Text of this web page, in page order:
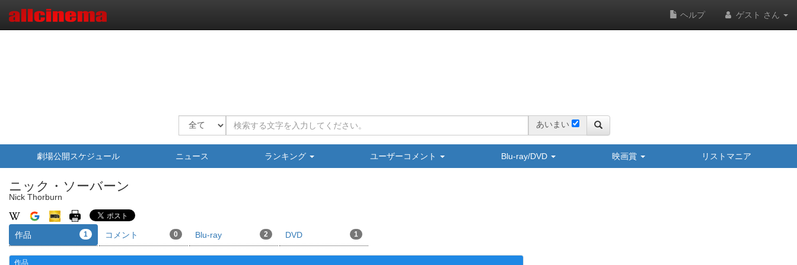
ヘルプ ゲスト さん
あいまい
劇場公開スケジュール ニュース ランキング ユーザーコメント Blu-ray/DVD 映画賞 リストマニア
ニック・ソーバーン
Nick Thorburn
作品 1 コメント 0 Blu-ray 2 DVD 1
作品